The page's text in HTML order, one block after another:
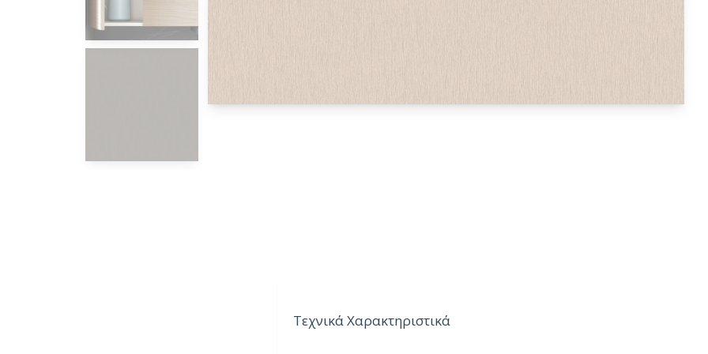
Τεχνικά Χαρακτηριστικά